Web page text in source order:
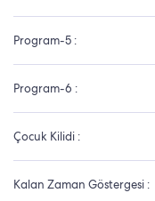
Program-5 :
Program-6 :
Çocuk Kilidi :
Kalan Zaman Göstergesi :